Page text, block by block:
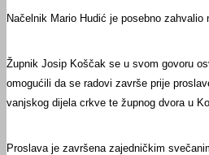
Načelnik Mario Hudić je posebno
Župnik Josip Koščak se u svom govoru
omogućili da se radovi završe prije
vanjskog dijela crkve te župnog dvora u
Proslava je završena zajedničkim